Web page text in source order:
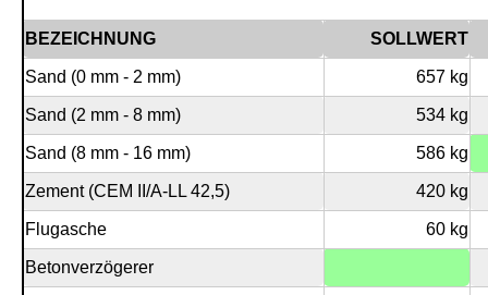
BEZEICHNUNG SOLLWERT
Sand (0 mm - 2 mm) 657 kg
Sand (2 mm - 8 mm) 534 kg
Sand (8 mm - 16 mm) 586 kg
Zement (CEM II/A-LL 42,5) 420 kg
Flugasche 60 kg
Betonverzögerer